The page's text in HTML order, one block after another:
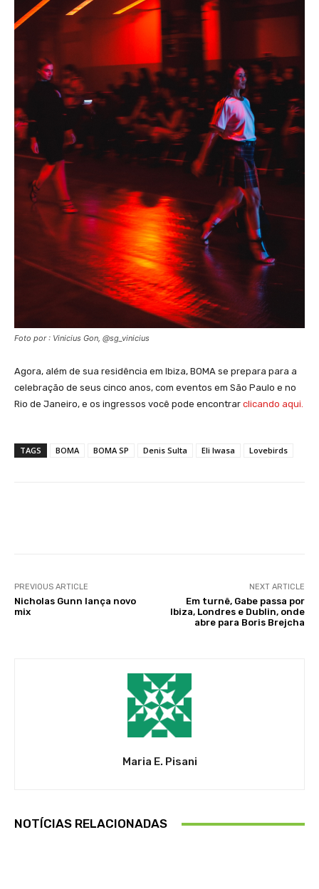
Foto por : Vinicius Gon, @sg_vinicius
Agora, além de sua residência em Ibiza, BOMA se prepara para a
celebração de seus cinco anos, com eventos em São Paulo e no
Rio de Janeiro, e os ingressos você pode encontrar clicando aqui.
TAGS BOMA BOMA SP Denis Sulta Eli Iwasa Lovebirds
PREVIOUS ARTICLE
Nicholas Gunn lança novo
mix
NEXT ARTICLE
Em turnê, Gabe passa por
Ibiza, Londres e Dublin, onde
abre para Boris Brejcha
Maria E. Pisani
NOTÍCIAS RELACIONADAS